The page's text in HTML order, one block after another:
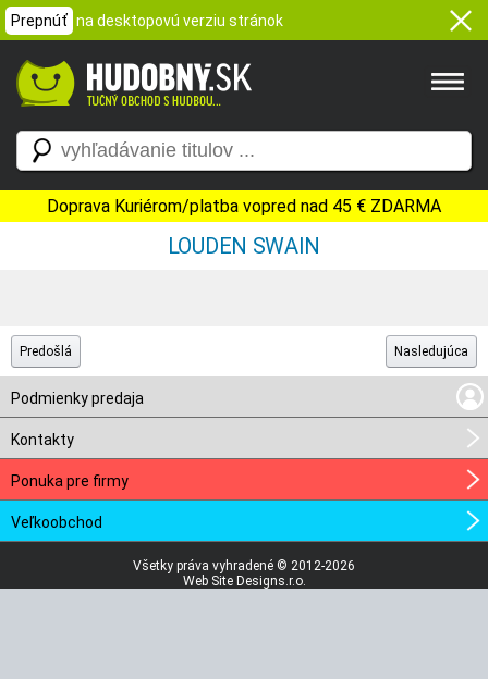
Prepnúť na desktopovú verziu stránok
Doprava Kuriérom/platba vopred nad 45 € ZDARMA
LOUDEN SWAIN
Predošlá Nasledujúca
Podmienky predaja
Kontakty
Ponuka pre firmy
Veľkoobchod
Všetky práva vyhradené © 2012-2026
Web Site Designs.r.o.